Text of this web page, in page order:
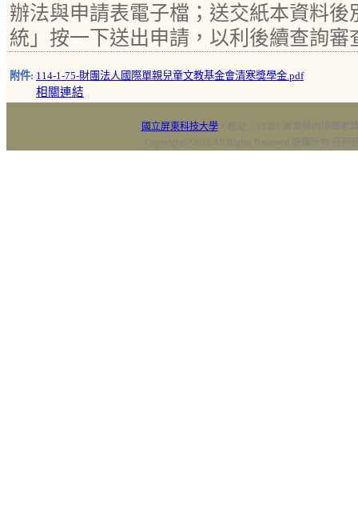
辦法與申請表電子檔；送交紙本資料
統」按一下送出申請，以利後續查詢審
附件: 114-1-75-財團法人國際單親兒童文教基金會清寒獎學金.pdf
相關連結
國立屏東科技大學‧校址：91201 屏東縣內埔鄉老